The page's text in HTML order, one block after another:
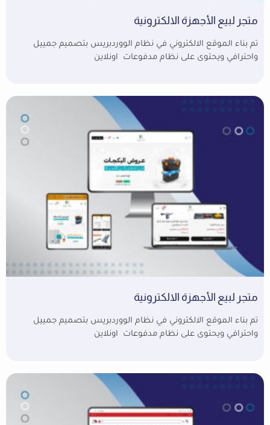
متجر لبيع الأجهزة الالكترونية
تم بناء الموقع الالكتروني في نظام الووردبريس بتصميم جمييل
واحترافي ويحتوى على نظام مدفوعات اونلاين
متجر لبيع الأجهزة الالكترونية
تم بناء الموقع الالكتروني في نظام الووردبريس بتصميم جمييل
واحترافي ويحتوى على نظام مدفوعات اونلاين